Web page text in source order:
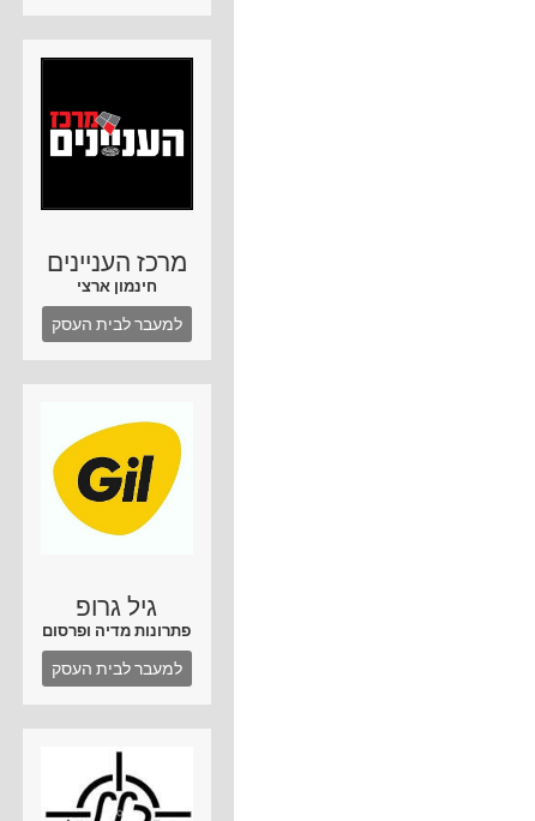
מרכז העניינים
חינמון ארצי
למעבר לבית העסק
גיל גרופ
פתרונות מדיה ופרסום
למעבר לבית העסק